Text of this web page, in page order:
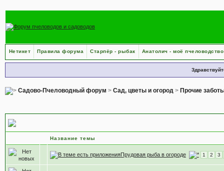
Нетикет Правила форума Старпёр - рыбак Анатолич - моё пчеловодство
Садово-Пчеловодный форум > Сад, цветы и огород> Прочие
Название темы
Прудовая рыба в огороде 1 2 3